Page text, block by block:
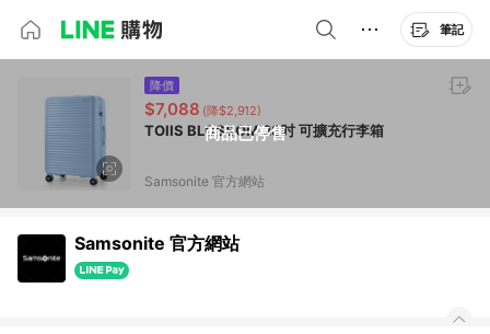
筆記
商品已停售
降價
$7,088 (降$2,912)
TOIIS BLOSSOM 28吋 可擴充行李箱
Samsonite 官方網站
Samsonite 官方網站